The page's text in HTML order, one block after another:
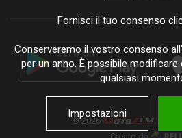
© 2026
. Tutti i
Fornisci il tuo consenso
Conserveremo il vostro consenso
per un anno. È possibile
qualsiasi
Impostazioni